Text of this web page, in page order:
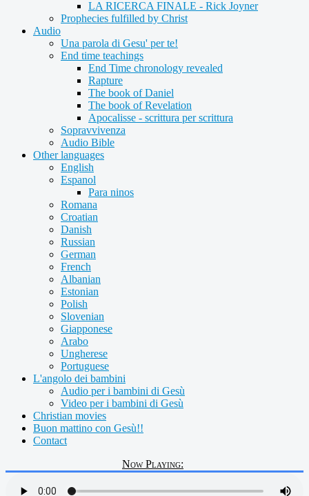
LA RICERCA FINALE - Rick Joyner
Prophecies fulfilled by Christ
Audio
Una parola di Gesu' per te!
End time teachings
End Time chronology revealed
Rapture
The book of Daniel
The book of Revelation
Apocalisse - scrittura per scrittura
Sopravvivenza
Audio Bible
Other languages
English
Espanol
Para ninos
Romana
Croatian
Danish
Russian
German
French
Albanian
Estonian
Polish
Slovenian
Giapponese
Arabo
Ungherese
Portuguese
L'angolo dei bambini
Audio per i bambini di Gesù
Video per i bambini di Gesù
Christian movies
Buon mattino con Gesù!!
Contact
Now Playing: